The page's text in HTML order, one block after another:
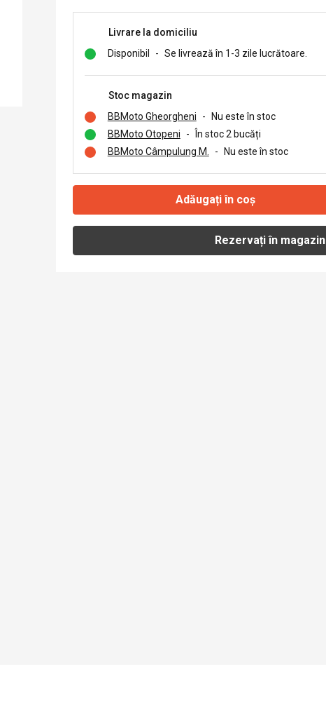
Livrare la domiciliu
Disponibil
- Se livrează în 1-3 zile lucrătoare.
Stoc magazin
BBMoto Gheorgheni
-
Nu este în stoc
BBMoto Otopeni
-
În stoc 2 bucăți
BBMoto Câmpulung M.
- Nu este în stoc
Adăugați în coș
Rezervați în magazin